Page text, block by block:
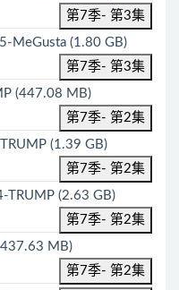
第7季- 第3集
MeGusta (1.80 GB)
第7季- 第3集
(447.08 MB)
第7季- 第2集
(1.39 GB)
第7季- 第2集
TRUMP (2.63 GB)
第7季- 第2集
MB)
第7季- 第2集